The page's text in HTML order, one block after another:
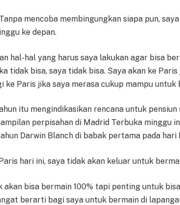
mencoba membingungkan siapa pun,
ke depan.
hal-hal yang harus saya lakukan agar bisa
tidak bisa, saya tidak bisa. Saya akan ke
ke Paris jika saya merasa cukup mampu untuk
itu mengindikasikan rencana untuk
perpisahan di Madrid Terbuka minggu
Darwin Blanch di babak pertama pada hari
hari ini, saya tidak akan keluar untuk
akan bisa bermain 100% tapi penting untuk
berarti bagi saya untuk bermain di